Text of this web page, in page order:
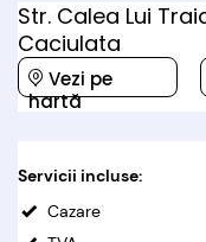
Str. Calea Lui
Caciulata
Vezi pe
hartă
Servicii incluse:
Cazare